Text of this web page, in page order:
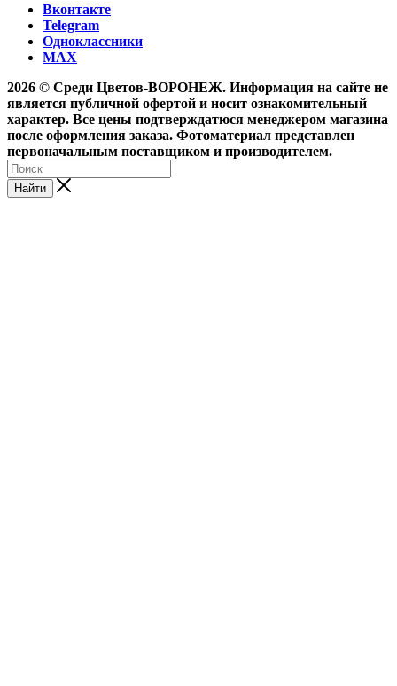
Вконтакте
Telegram
Одноклассники
MAX
2026 © Среди Цветов-ВОРОНЕЖ. Информация на сайте не
является публичной офертой и носит ознакомительный
характер. Все цены подтверждатюся менеджером магазина
после оформления заказа. Фотоматериал представлен
первоначальным поставщиком и производителем.
Найти